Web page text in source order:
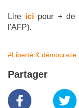
Lire icipour + de
l'AFP).
#Liberté & démocratie
Partager